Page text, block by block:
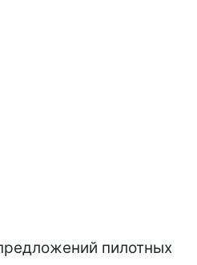
пилотных